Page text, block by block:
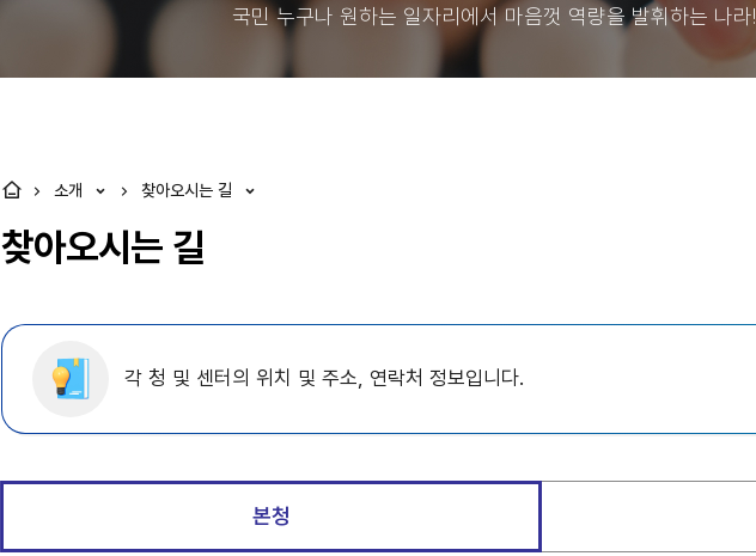
국민 누구나 원하는 일자리에서 마음껏 역량을 발휘하는 나라!
찾아오시는 길
소개 찾아오시는 길
각 청 및 센터의 위치 및 주소, 연락처 정보입니다.
본청